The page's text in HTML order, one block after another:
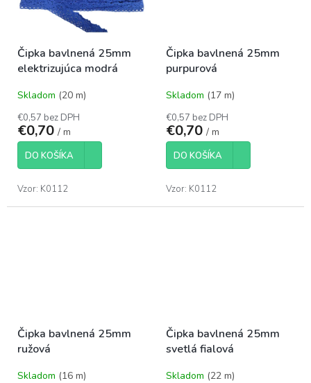
Čipka bavlnená 25mm
elektrizujúca modrá
Skladom (20 m)
€0,57 bez DPH
€0,70 / m
DO KOŠÍKA
Vzor: K0112
Čipka bavlnená 25mm
purpurová
Skladom (17 m)
€0,57 bez DPH
€0,70 / m
DO KOŠÍKA
Vzor: K0112
Čipka bavlnená 25mm
ružová
Skladom (16 m)
Čipka bavlnená 25mm
svetlá fialová
Skladom (22 m)